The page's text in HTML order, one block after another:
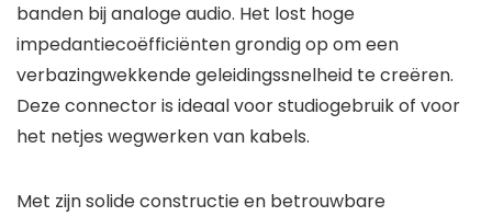
banden bij analoge audio. Het lost hoge
impedantiecoëfficiënten grondig op om een
verbazingwekkende geleidingssnelheid te creëren.
Deze connector is ideaal voor studiogebruik of voor
het netjes wegwerken van kabels.
Met zijn solide constructie en betrouwbare